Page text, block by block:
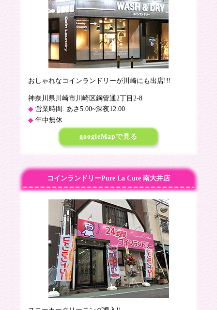
おしゃれなコインランドリーが川崎にも出店!!!
神奈川県川崎市川崎区鋼管通2丁目2-8
営業時間: あさ5:00~深夜12:00
年中無休
googleMapで見る
コインランドリーPure La Cute 南大井店